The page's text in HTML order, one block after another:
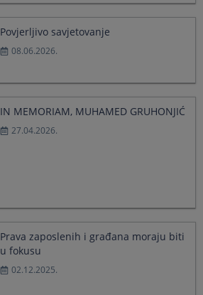
date.
Press
the
mark
key
to
the
Povjerljivo savjetovanje
08.06.2026.
IN MEMORIAM, MUHAMED GRUHONJIĆ
27.04.2026.
Prava zaposlenih i građana moraju biti
u fokusu
02.12.2025.